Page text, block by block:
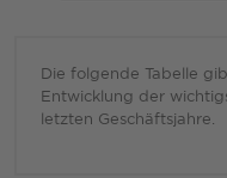
Mobile
Die folgende Tabelle
Entwicklung der
letzten Geschäftsjahre.